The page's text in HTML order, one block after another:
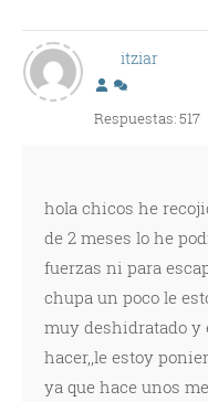
itziar
Respuestas: 517
hola chicos he
de 2 meses lo he
fuerzas ni para
chupa un poco le
muy deshidratado y
hacer,,le estoy
ya que hace unos